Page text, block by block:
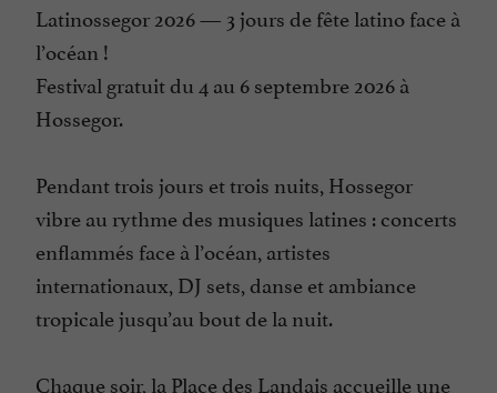
Latinossegor 2026 — 3 jours de fête latino face à
l’océan !
Festival gratuit du 4 au 6 septembre 2026 à
Hossegor.
Pendant trois jours et trois nuits, Hossegor
vibre au rythme des musiques latines : concerts
enflammés face à l’océan, artistes
internationaux, DJ sets, danse et ambiance
tropicale jusqu’au bout de la nuit.
Chaque soir, la Place des Landais accueille une